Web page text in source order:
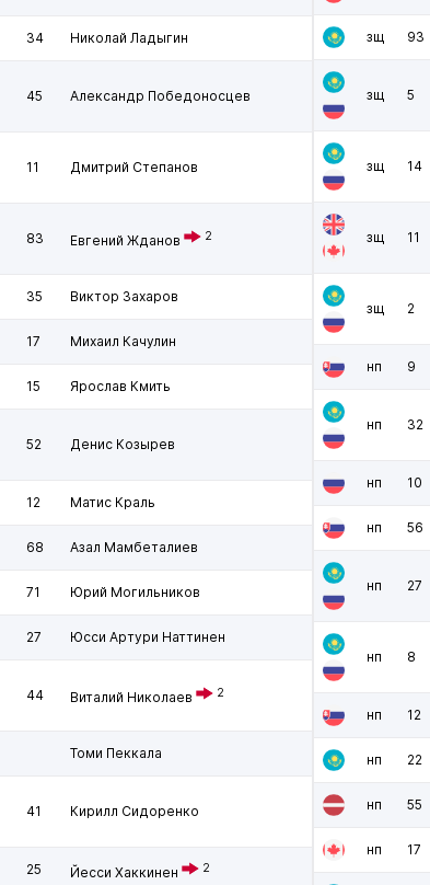
34 Николай Ладыгин
45 Александр Победоносцев
11 Дмитрий Степанов
83 Евгений Жданов 2
35 Виктор Захаров
17 Михаил Качулин
15 Ярослав Кмить
52 Денис Козырев
12 Матис Краль
68 Азал Мамбеталиев
71 Юрий Могильников
27 Юсси Артури Наттинен
44 Виталий Николаев 2
Томи Пеккала
41 Кирилл Сидоренко
25 Йесси Хаккинен 2
зщ 93
зщ 5
зщ 14
зщ 11
зщ 2
нп 9
нп 32
нп 10
нп 56
нп 27
нп 8
нп 12
нп 22
нп 55
нп 17